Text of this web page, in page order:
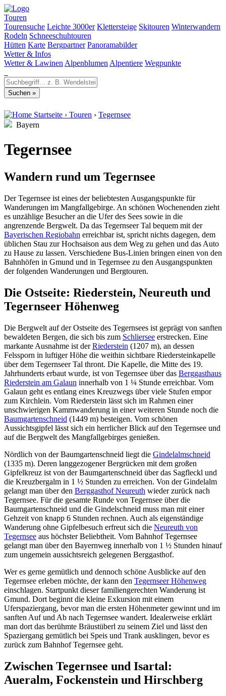
Touren
Tourensuche Leichte 3000er Klettersteige Skitouren Winterwandern
Rodeln Schneeschuhtouren
Hütten Karte Bergpartner Panoramabilder
Wetter & Infos
Wetter & Lawinen Alpenblumen Alpentiere Wegpunkte
Startseite › Touren › Tegernsee
Bayern
Tegernsee
Wandern rund um Tegernsee
Der Tegernsee ist eines der beliebtesten Ausgangspunkte für
Wanderungen im Mangfallgebirge. An schönen Wochenenden zieht
es unzählige Besucher an die Ufer des Sees sowie in die
angrenzende Bergwelt. Da das Tegernseer Tal bequem mit der
Bayerischen Regiobahn erreichbar ist, spricht nichts dagegen, dem
üblichen Stau zur Hochsaison aus dem Weg zu gehen und das Auto
zu Hause zu lassen. Verschiedene Bus-Linien bringen einen von den
Bahnhöfen in Gmund und in Tegernsee zu den Ausgangspunkten
der folgenden Wanderungen und Bergtouren.
Die Ostseite: Riederstein, Neureuth und
Tegernseer Höhenweg
Die Bergwelt auf der Ostseite des Tegernsees ist geprägt von sanften
bewaldeten Bergen, die sich bis zum Schliersee erstrecken. Eine
markante Ausnahme ist derRiederstein (1207 m), an dessen
Felssporn in luftiger Höhe die weithin sichtbare Riedersteinkapelle
über dem Tegernseer Tal thront. Die Kapelle, die Mitte des 19.
Jahrhunderts erbaut wurde, ist von Tegernsee über das Berggasthaus
Riederstein am Galaun innerhalb von 1 ¼ Stunde erreichbar. Vom
Galaun geht es entlang eines Kreuzwegs über viele Stufen empor
zum Kirchlein. Vom Riederstein lässt sich im Rahmen einer
unschwierigen Kammwanderung in einer weiteren Stunde noch die
Baumgartenschneid (1449 m) besteigen. Vom schönen
Aussichtsgipfel lässt sich ein herrlicher Blick auf den Tegernsee und
auf die Bergwelt des Mangfallgebirges genießen.
Nördlich von der Baumgartenschneid liegt die Gindelalmschneid
(1335 m). Deren langgezogener Bergrücken mit dem großen
Gipfelkreuz ist von der Baumgartenschneid über das Sagfleckl und
die Kreuzbergalm in 1 ½ Stunden zu erreichen. Von der Gindelalm
gelangt man über den Berggasthof Neureuth wieder zurück nach
Tegernsee. Für die gesamte Runde von Tegernsee über die
Baumgartenschneid und die Gindelschneid muss man mit einer
Gehzeit von knapp 6 Stunden rechnen. Auch als eigenständige
Wanderung ohne Gipfelbesuch erfreut sich die Neureuth von
Tegernsee aus höchster Beliebtheit. Vom Bahnhof Tegernsee
gelangt man über den Bayernweg innerhalb von 1 ½ Stunden hinauf
zum ungemein aussichtsreich gelegenen Berggasthof.
Wer es gerne gemütlich und dennoch schöne Ausblicke auf den
Tegernsee erleben möchte, der kann den Tegernseer Höhenweg
einschlagen. Startpunkt dieser familiengerechten Wanderung ist
Gmund. Dort beginnt die kleine Exkursion mit einem
Uferspaziergang, bevor man die ersten Höhenmeter gewinnt und im
sanften Auf und Ab nach Tegernsee wandert. Idealerweise erklärt
man dort das berühmte Bräustüberl zu seinem Ziel und lässt den
Spaziergang gemütlich bei Speis und Trank ausklingen, bevor es
zurück zum Bahnhof Tegernsee geht.
Zwischen Tegernsee und Isartal:
Aueralm, Fockenstein und Hirschberg